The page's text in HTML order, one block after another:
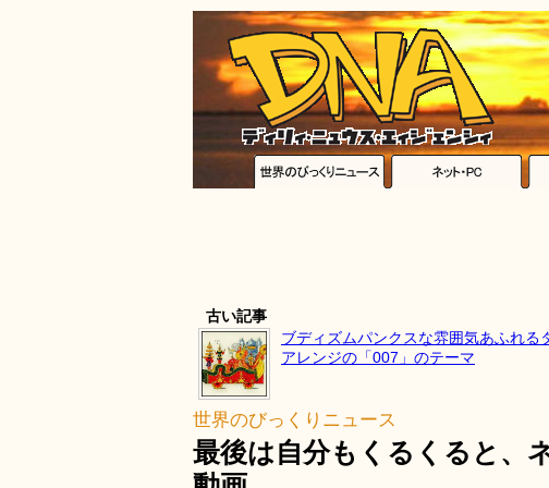
古い記事
ブディズムパンクスな雰囲気あふれる
アレンジの「007」のテーマ
世界のびっくりニュース
最後は自分もくるくると、